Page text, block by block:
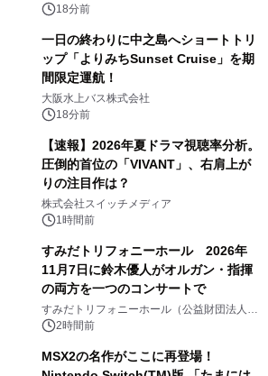
18分前
一日の終わりに中之島へショートトリ
ップ「よりみちSunset Cruise」を期
間限定運航！
大阪水上バス株式会社
18分前
【速報】2026年夏ドラマ視聴率分析。
圧倒的首位の「VIVANT」、右肩上が
りの注目作は？
株式会社スイッチメディア
1時間前
すみだトリフォニーホール 2026年
11月7日に鈴木優人がオルガン・指揮
の両方を一つのコンサートで
すみだトリフォニーホール（公益財団法人墨
田区文化振興財団）
2時間前
MSX2の名作がここに再登場！